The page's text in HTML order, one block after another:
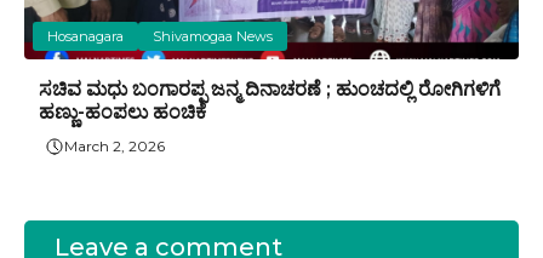
Hosanagara Shivamogaa News
ಸಚಿವ ಮಧು ಬಂಗಾರಪ್ಪ ಜನ್ಮ ದಿನಾಚರಣೆ ; ಹುಂಚದಲ್ಲಿ ರೋಗಿಗಳಿಗೆ
ಹಣ್ಣು-ಹಂಪಲು ಹಂಚಿಕೆ
March 2, 2026
Leave a comment